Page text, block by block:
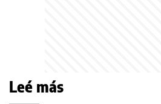
Leé más